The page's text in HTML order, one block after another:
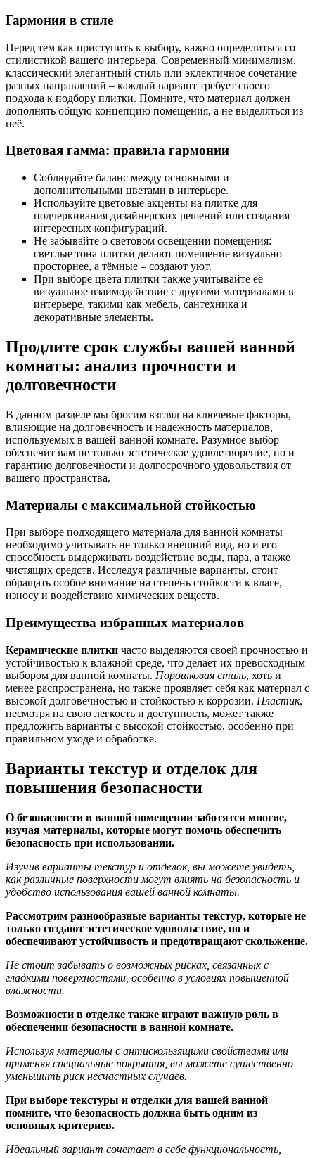
Гармония в стиле
Перед тем как приступить к выбору, важно определиться со
стилистикой вашего интерьера. Современный минимализм,
классический элегантный стиль или эклектичное сочетание
разных направлений – каждый вариант требует своего
подхода к подбору плитки. Помните, что материал должен
дополнять общую концепцию помещения, а не выделяться из
неё.
Цветовая гамма: правила гармонии
Соблюдайте баланс между основными и
дополнительными цветами в интерьере.
Используйте цветовые акценты на плитке для
подчеркивания дизайнерских решений или создания
интересных конфигураций.
Не забывайте о световом освещении помещения:
светлые тона плитки делают помещение визуально
просторнее, а тёмные – создают уют.
При выборе цвета плитки также учитывайте её
визуальное взаимодействие с другими материалами в
интерьере, такими как мебель, сантехника и
декоративные элементы.
Продлите срок службы вашей ванной
комнаты: анализ прочности и
долговечности
В данном разделе мы бросим взгляд на ключевые факторы,
влияющие на долговечность и надежность материалов,
используемых в вашей ванной комнате. Разумное выбор
обеспечит вам не только эстетическое удовлетворение, но и
гарантию долговечности и долгосрочного удовольствия от
вашего пространства.
Материалы с максимальной стойкостью
При выборе подходящего материала для ванной комнаты
необходимо учитывать не только внешний вид, но и его
способность выдерживать воздействие воды, пара, а также
чистящих средств. Исследуя различные варианты, стоит
обращать особое внимание на степень стойкости к влаге,
износу и воздействию химических веществ.
Преимущества избранных материалов
Керамические плитки часто выделяются своей прочностью и
устойчивостью к влажной среде, что делает их превосходным
выбором для ванной комнаты. Порошковая сталь, хоть и
менее распространена, но также проявляет себя как материал с
высокой долговечностью и стойкостью к коррозии. Пластик,
несмотря на свою легкость и доступность, может также
предложить варианты с высокой стойкостью, особенно при
правильном уходе и обработке.
Варианты текстур и отделок для
повышения безопасности
О безопаcнocти в ванной помещении заботятся многие,
изучая материалы, которые могут помочь обеспечить
безопасность при использовании.
Изучив варианты текстур и отделок, вы можете увидеть,
как различные поверхности могут влиять на безопасность и
удобство использования вашей ванной комнаты.
Рассмотрим разнообразные варианты текстур, которые не
только создают эстетическое удовольствие, но и
обеспечивают устойчивость и предотвращают скольжение.
Не стоит забывать о возможных рисках, связанных с
гладкими поверхностями, особенно в условиях повышенной
влажности.
Возможности в отделке также играют важную роль в
обеспечении безопасности в ванной комнате.
Используя материалы с антискользящими свойствами или
применяя специальные покрытия, вы можете существенно
уменьшить риск несчастных случаев.
При выборе текстуры и отделки для вашей ванной
помните, что безопасность должна быть одним из
основных критериев.
Идеальный вариант сочетает в себе функциональность,